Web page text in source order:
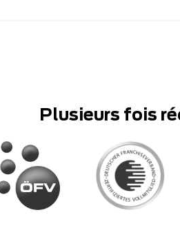
Plusieurs fois